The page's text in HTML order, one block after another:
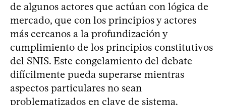
de algunos actores que actúan con lógica de
mercado, que con los principios y actores
más cercanos a la profundización y
cumplimiento de los principios constitutivos
del SNIS. Este congelamiento del debate
difícilmente pueda superarse mientras
aspectos particulares no sean
problematizados en clave de sistema.